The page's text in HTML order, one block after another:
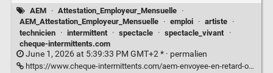
AEM · Attestation_Employeur_Mensuelle
·
AEM_Attestation_Employeur_Mensuelle
· emploi · artiste ·
technicien
· intermittent · spectacle · spectacle_vivant
·
cheque-intermittents.com
June 1, 2026 at 5:39:33 PM GMT+2 * · permalien
https://www.cheque-intermittents.com/aem-envoyee-en-retard-ou-incomplete/